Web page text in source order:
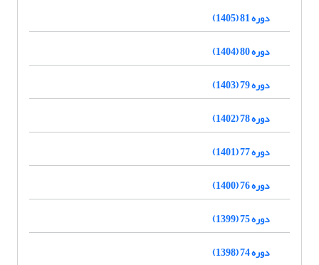
دوره 81 (1405)
دوره 80 (1404)
دوره 79 (1403)
دوره 78 (1402)
دوره 77 (1401)
دوره 76 (1400)
دوره 75 (1399)
دوره 74 (1398)